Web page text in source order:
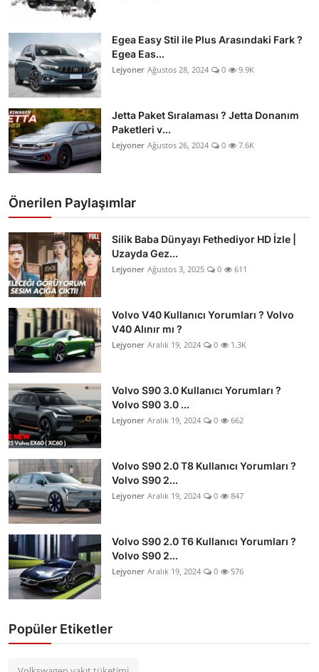
Egea Easy Stil ile Plus Arasındaki Fark ?
Egea Eas...
Lejyoner Ağustos 28, 2024 0 9.9K
Jetta Paket Sıralaması ? Jetta Donanım
Paketleri v...
Lejyoner Ağustos 26, 2024 0 7.6K
Önerilen Paylaşımlar
Silik Baba Dünyayı Fethediyor HD İzle |
Uzayda Gez...
Lejyoner Ağustos 3, 2025 0 611
Volvo V40 Kullanıcı Yorumları ? Volvo
V40 Alınır mı ?
Lejyoner Aralık 19, 2024 0 1.3K
Volvo S90 3.0 Kullanıcı Yorumları ?
Volvo S90 3.0 ...
Lejyoner Aralık 19, 2024 0 662
Volvo S90 2.0 T8 Kullanıcı Yorumları ?
Volvo S90 2...
Lejyoner Aralık 19, 2024 0 847
Volvo S90 2.0 T6 Kullanıcı Yorumları ?
Volvo S90 2...
Lejyoner Aralık 19, 2024 0 576
Popüler Etiketler